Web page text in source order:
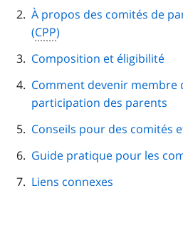
page
À propos des comités de
(CPP)
Composition et éligibilité
Comment devenir membre
participation des parents
Conseils pour des comités
Guide pratique pour les
Liens connexes